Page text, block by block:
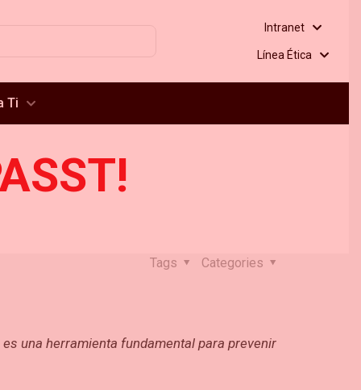
Intranet
Línea Ética
Ti
Categories
Tags
es una herramienta fundamental para prevenir